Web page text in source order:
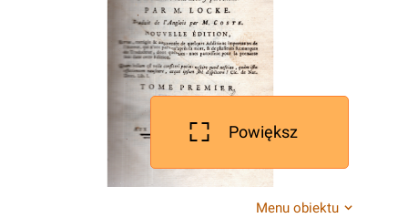
Powiększ
Menu obiektu